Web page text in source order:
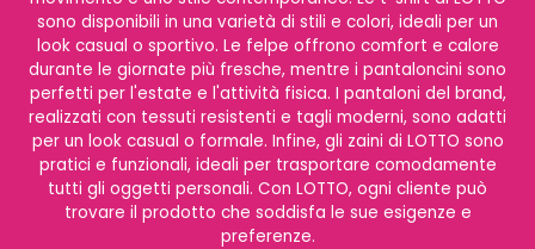
sono disponibili in una varietà di stili e colori, ideali per un
look casual o sportivo. Le felpe offrono comfort e calore
durante le giornate più fresche, mentre i pantaloncini sono
perfetti per l'estate e l'attività fisica. I pantaloni del brand,
realizzati con tessuti resistenti e tagli moderni, sono adatti
per un look casual o formale. Infine, gli zaini di LOTTO sono
pratici e funzionali, ideali per trasportare comodamente
tutti gli oggetti personali. Con LOTTO, ogni cliente può
trovare il prodotto che soddisfa le sue esigenze e
preferenze.